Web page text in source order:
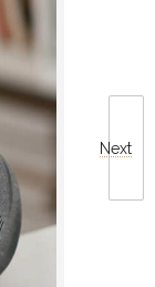
Next